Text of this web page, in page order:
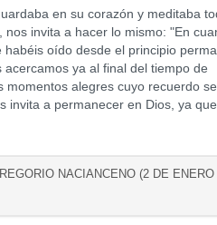
en su corazón y meditaba
invita a hacer lo mismo: "En
oído desde el principio
ya al final del tiempo de
momentos alegres cuyo recuerdo se
invita a permanecer en Dios, ya
NACIANCENO (2 DE ENERO